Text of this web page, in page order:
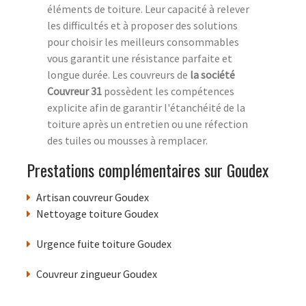
éléments de toiture. Leur capacité à relever
les difficultés et à proposer des solutions
pour choisir les meilleurs consommables
vous garantit une résistance parfaite et
longue durée. Les couvreurs de la société
Couvreur 31 possèdent les compétences
explicite afin de garantir l'étanchéité de la
toiture après un entretien ou une réfection
des tuiles ou mousses à remplacer.
Prestations complémentaires sur Goudex
Artisan couvreur Goudex
Nettoyage toiture Goudex
Urgence fuite toiture Goudex
Couvreur zingueur Goudex